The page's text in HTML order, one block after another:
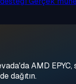
AMD
dağıtın.